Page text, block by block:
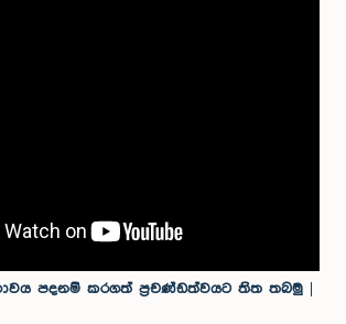
පදනම් කරගත් ප්‍රචණ්ඩත්වයට තිත තබමු |